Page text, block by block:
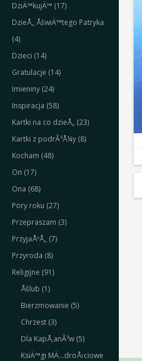
DziÄ™kujÄ™ (17)
DzieÅ„ ÅšwiÄ™tego Patryka
(4)
Dzieci (14)
Gratulacje (14)
Imieniny (24)
Inspiracja (58)
Kartki na co dzieÅ„ (23)
Kartki z podrÃ³Å¼y (8)
Kocham (48)
On (17)
Ona (68)
Pory roku (27)
Przepraszam (3)
PrzyjaÅºÅ„ (7)
Przyroda (8)
Religijne (91)
Åšlub (1)
Bierzmowanie (5)
Chrzest (3)
Dla KapÅ‚anÃ³w (5)
KsiÄ™gi MÄ…droÅ›ciowe